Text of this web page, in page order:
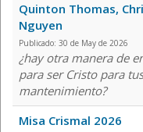
Quinton Thomas,
Nguyen
Publicado: 30 de May de 2026
¿hay otra manera de
para ser Cristo para
mantenimiento?
Misa Crismal 2026